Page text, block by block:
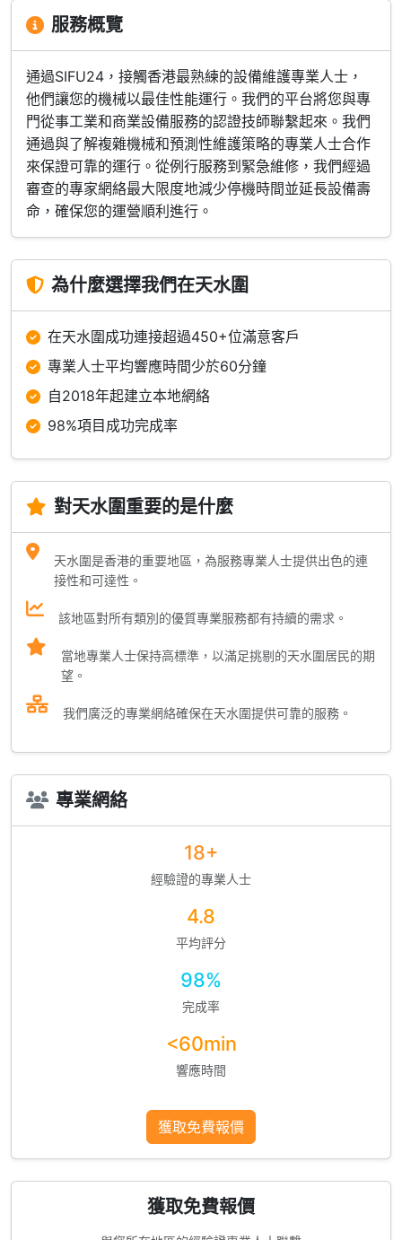
服務概覽
通過SIFU24，接觸香港最熟練的設備維護專業人士，
他們讓您的機械以最佳性能運行。我們的平台將您與專
門從事工業和商業設備服務的認證技師聯繫起來。我們
通過與了解複雜機械和預測性維護策略的專業人士合作
來保證可靠的運行。從例行服務到緊急維修，我們經過
審查的專家網絡最大限度地減少停機時間並延長設備壽
命，確保您的運營順利進行。
為什麼選擇我們在天水圍
在天水圍成功連接超過450+位滿意客戶
專業人士平均響應時間少於60分鐘
自2018年起建立本地網絡
98%項目成功完成率
對天水圍重要的是什麼
天水圍是香港的重要地區，為服務專業人士提供出色的連
接性和可達性。
該地區對所有類別的優質專業服務都有持續的需求。
當地專業人士保持高標準，以滿足挑剔的天水圍居民的期
望。
我們廣泛的專業網絡確保在天水圍提供可靠的服務。
專業網絡
18+
經驗證的專業人士
4.8
平均評分
98%
完成率
<60min
響應時間
獲取免費報價
獲取免費報價